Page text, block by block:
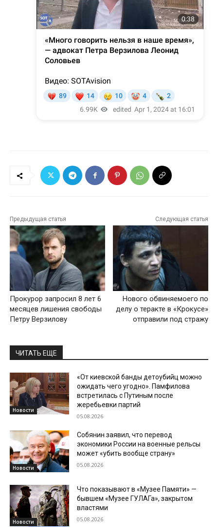
Предыдущая статья
Прокурор запросил 8 лет 6
месяцев лишения свободы
Петру Верзилову
Следующая статья
Нового обвиняемоего по
делу о теракте в «Крокусе»
отправили под стражу
ЧИТАТЬ ЕЩЕ
Новости
«От киевской банды детоубийц можно
ожидать чего угодно». Памфилова
встретилась с Путиным после
жеребьевки партий
05.08.2026
Новости
Собянин заявил, что перевод
экономики России на военные рельсы
может «убить вообще страну»
05.08.2026
Новости
Что показывают в «Музее Памяти» —
бывшем «Музее ГУЛАГа», закрытом
властями
05.08.2026